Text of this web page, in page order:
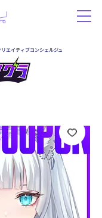
エイティブコンシェルジュ